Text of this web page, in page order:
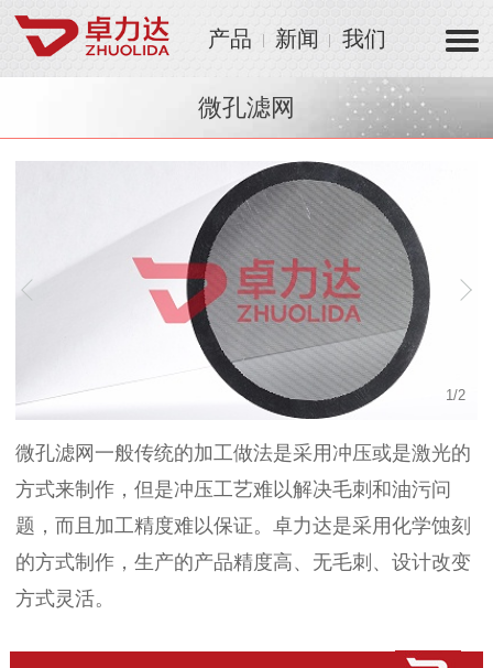
产品 新闻 我们
微孔滤网
1 /2
微孔滤网一般传统的加工做法是采用冲压或是激光的
方式来制作，但是冲压工艺难以解决毛刺和油污问
题，而且加工精度难以保证。卓力达是采用化学蚀刻
的方式制作，生产的产品精度高、无毛刺、设计改变
方式灵活。